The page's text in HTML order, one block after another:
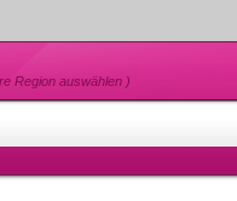
Region auswählen )